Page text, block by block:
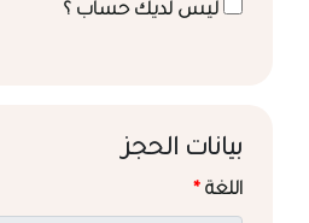
ليس لديك حساب ؟
بيانات الحجز
اللغة *